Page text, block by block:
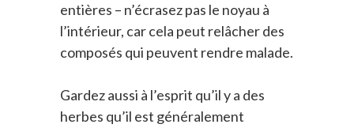
entières – n’écrasez pas le noyau à
l’intérieur, car cela peut relâcher des
composés qui peuvent rendre malade.
Gardez aussi à l’esprit qu’il y a des
herbes qu’il est généralement